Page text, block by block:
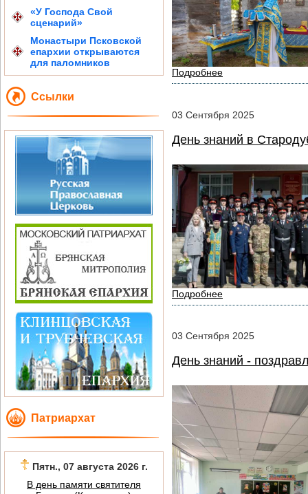
«У Господа Свой
сценарий»
Монастыри Псковской
епархии открываются
для паломников
Ссылки
Патриархат
Пятн., 07 августа 2026 г.
В день памяти святителя
Подробнее
03 Сентября 2025
День знаний в
Подробнее
03 Сентября 2025
День знаний -